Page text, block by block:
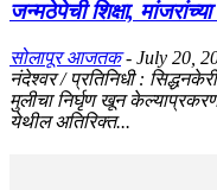
जन्मठेपेची शिक्षा,
सोलापूर आजतक - July 20,
नंदेश्वर / प्रतिनिधी :
मुलीचा निर्घृण खून
येथील अतिरिक्त...